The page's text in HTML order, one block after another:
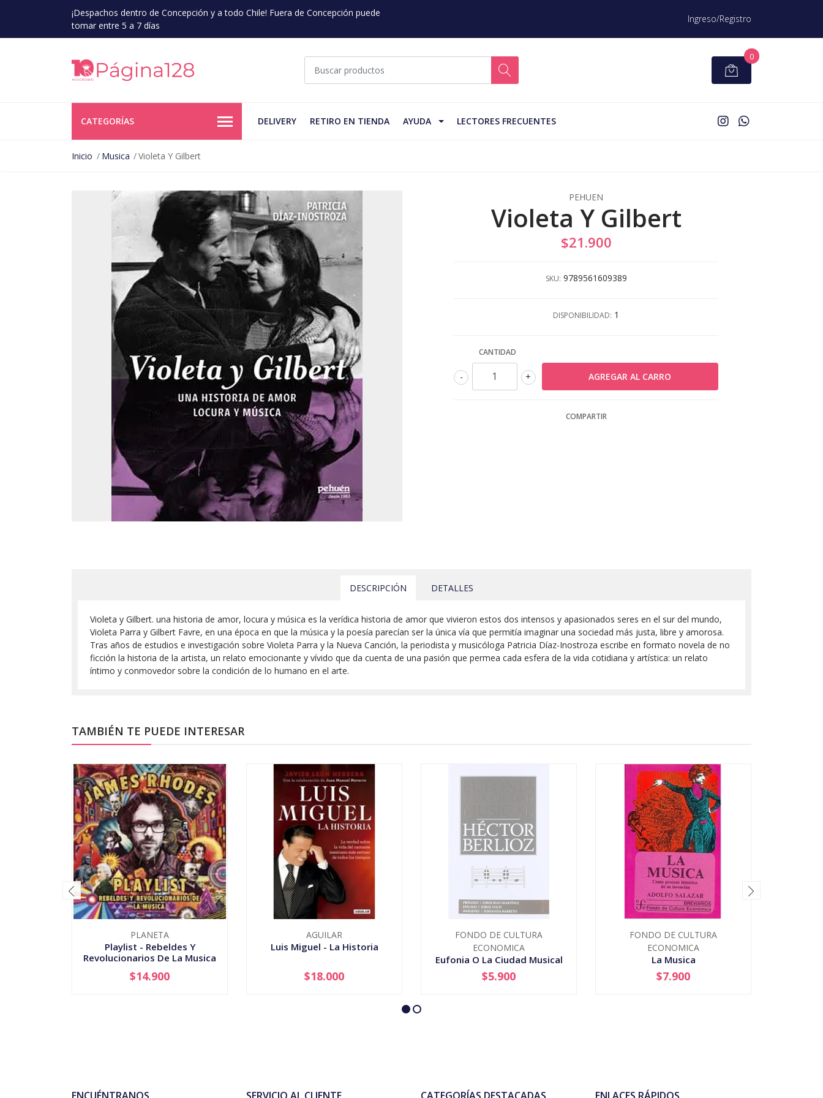
¡Despachos dentro de Concepción y a todo Chile! Fuera de Concepción puede
tomar entre 5 a 7 días
Ingreso/Registro
0
CATEGORÍAS DELIVERY RETIRO EN TIENDA AYUDA LECTORES FRECUENTES
Inicio Musica Violeta Y Gilbert
PEHUEN
Violeta Y Gilbert
$21.900
SKU: 9789561609389
DISPONIBILIDAD: 1
CANTIDAD
+
-
COMPARTIR
DESCRIPCIÓN DETALLES
Violeta y Gilbert. una historia de amor, locura y música es la verídica historia de amor que vivieron estos dos intensos y apasionados seres en el sur del mundo,
Violeta Parra y Gilbert Favre, en una época en que la música y la poesía parecían ser la única vía que permitía imaginar una sociedad más justa, libre y amorosa.
Tras años de estudios e investigación sobre Violeta Parra y la Nueva Canción, la periodista y musicóloga Patricia Díaz-Inostroza escribe en formato novela de no
ficción la historia de la artista, un relato emocionante y vívido que da cuenta de una pasión que permea cada esfera de la vida cotidiana y artística: un relato
íntimo y conmovedor sobre la condición de lo humano en el arte.
TAMBIÉN TE PUEDE INTERESAR
PLANETA
Playlist - Rebeldes Y
Revolucionarios De La Musica
+
$14.900
AGUILAR
Luis Miguel - La Historia
+
$18.000
FONDO DE CULTURA
ECONOMICA
Eufonia O La Ciudad Musical
AGOTADO
$5.900
FONDO DE CULTURA
ECONOMICA
La Musica
+
$7.900